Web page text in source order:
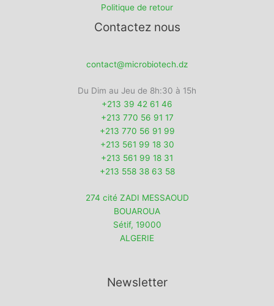
Politique de retour
Contactez nous
contact@microbiotech.dz
Du Dim au Jeu de 8h:30 à 15h
+213 39 42 61 46
+213 770 56 91 17
+213 770 56 91 99
+213 561 99 18 30
+213 561 99 18 31
+213 558 38 63 58
274 cité ZADI MESSAOUD
BOUAROUA
Sétif, 19000
ALGERIE
Newsletter